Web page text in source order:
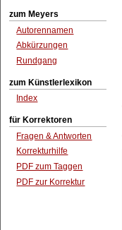
zum Meyers
Autorennamen
Abkürzungen
Rundgang
zum Künstlerlexikon
Index
für Korrektoren
Fragen & Antworten
Korrekturhilfe
PDF zum Taggen
PDF zur Korrektur